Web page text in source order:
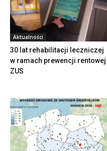
Aktualności
30 lat rehabilitacji leczniczej
w ramach prewencji rentowej
ZUS